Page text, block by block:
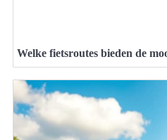
Welke fietsroutes bieden de